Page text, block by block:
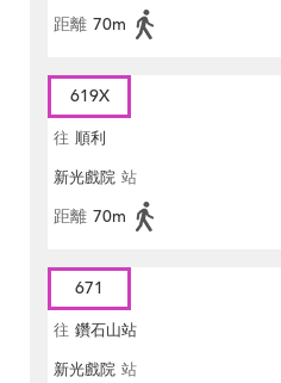
距離 70m
619X
往 順利
新光戲院 站
距離 70m
671
往 鑽石山站
新光戲院 站